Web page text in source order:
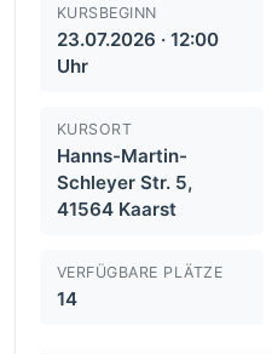
KURSBEGINN
23.07.2026 · 12:00
Uhr
KURSORT
Hanns-Martin-
Schleyer Str. 5,
41564 Kaarst
VERFÜGBARE PLÄTZE
14